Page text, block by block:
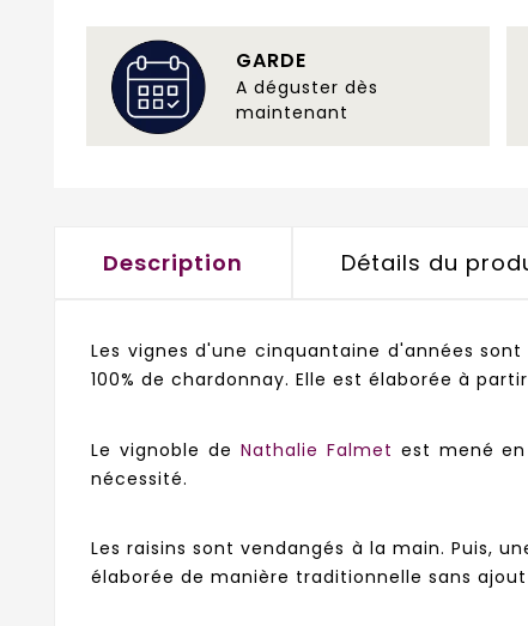
GARDE
A déguster dès
maintenant
Description Détails du
Les vignes d'une cinquantaine d'années
100% de chardonnay. Elle est élaborée à
Le vignoble de Nathalie Falmet est mené
nécessité.
Les raisins sont vendangés à la main. Puis,
élaborée de manière traditionnelle sans